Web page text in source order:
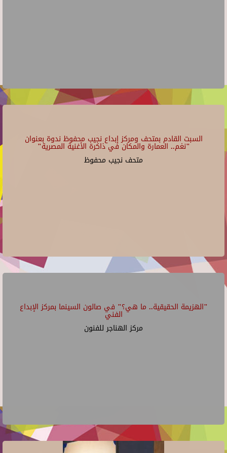
السبت القادم بمتحف ومركز إبداع نجيب محفوظ ندوة بعنوان
"نغم.. العمارة والمكان في ذاكرة الأغنية المصرية"
متحف نجيب محفوظ
"الهزيمة الحقيقية.. ما هي؟" في صالون السينما بمركز الإبداع
الفني
مركز الهناجر للفنون